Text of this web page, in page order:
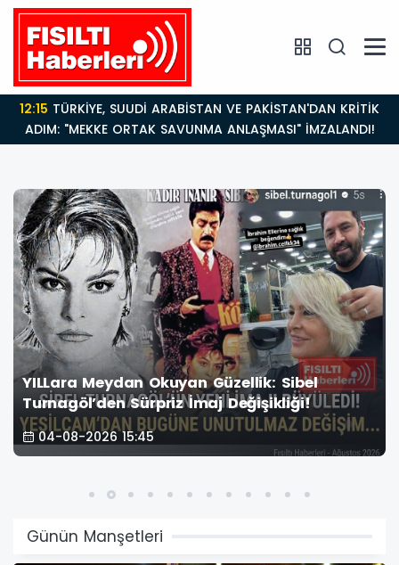
14:21BAKAN GÜRLEK’TEN TİGAD ÇALIŞTAYINDA Çarpıcı
AÇIKLAMALAR: "Pazar Günü Yeni Bir Aydınlığa
Uyanacağız"
YILLara Meydan Okuyan Güzellik: Sibel
Turnagöl’den Sürpriz İmaj Değişikliği!
04-08-2026 15:45
Günün Manşetleri